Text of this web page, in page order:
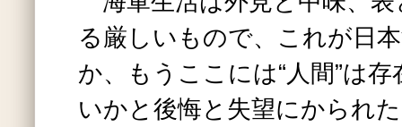
る厳しいもので、これが日
か、もうここには“人間”は
いかと後悔と失望にかられ